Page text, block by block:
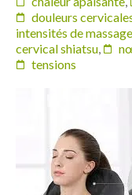
douleurs
intensités de massage
cervical shiatsu,
tensions